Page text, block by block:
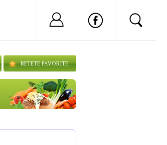
RETETE FAVORITE
Nu ai cont?